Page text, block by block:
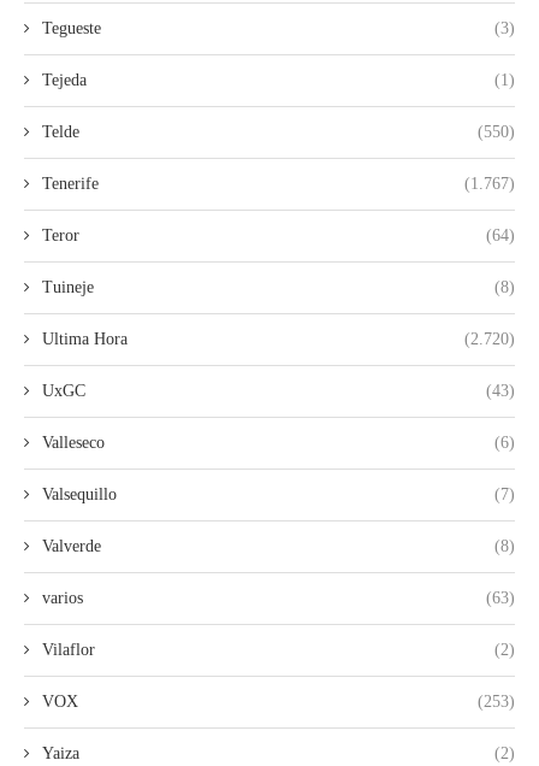
Tegueste (3)
Tejeda (1)
Telde (550)
Tenerife (1.767)
Teror (64)
Tuineje (8)
Ultima Hora (2.720)
UxGC (43)
Valleseco (6)
Valsequillo (7)
Valverde (8)
varios (63)
Vilaflor (2)
VOX (253)
Yaiza (2)